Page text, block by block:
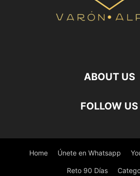
ABOUT US
FOLLOW US
Home Únete en Whatsapp
Reto 90 Días